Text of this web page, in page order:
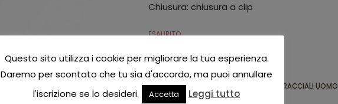
Chiusura: chiusura a clip
ESAURITO
Add to Wishlist
CATEGORIE:
BRACCIALI UOMO
TAG:BIKKEMBERGS,BRACCIALE
Questo sito utilizza i cookie per migliorare la tua esperienza.
Daremo per scontato che tu sia d'accordo, ma puoi annullare
l'iscrizione se lo desideri.
Accetta Leggi tutto